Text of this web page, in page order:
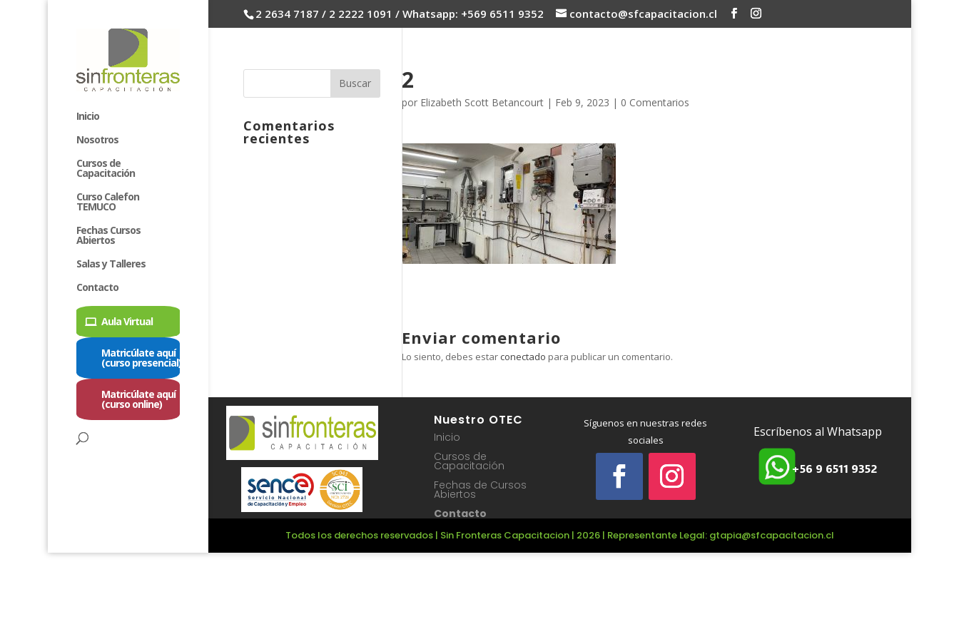
2 2634 7187 / 2 2222 1091 / Whatsapp: +569 6511 9352 contacto@sfcapacitacion.cl
Inicio
Nosotros
Cursos de
Capacitación
Curso Calefon
TEMUCO
Fechas Cursos
Abiertos
Salas y Talleres
Contacto
Aula Virtual
Matricúlate aquí
(curso presencial)
Matricúlate aquí
(curso online)
2
por Elizabeth Scott Betancourt| Feb 9, 2023 | 0 Comentarios
Enviar comentario
Lo siento, debes estar conectado para publicar un comentario.
Comentarios
recientes
Nuestro OTEC
Inicio
Cursos de
Capacitación
Fechas de Cursos
Abiertos
Contacto
Síguenos en nuestras redes
sociales
Escríbenos al Whatsapp
+56 9 6511 9352
Todos los derechos reservados | Sin Fronteras Capacitacion | 2026 | Representante Legal: gtapia@sfcapacitacion.cl